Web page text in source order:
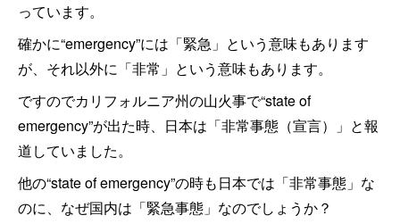
っています。
確かに“emergency”には「緊急」という意味もあります
が、それ以外に「非常」という意味もあります。
ですのでカリフォルニア州の山火事で“state of
emergency”が出た時、日本は「非常事態（宣言）」と報
道していました。
他の“state of emergency”の時も日本では「非常事態」な
のに、なぜ国内は「緊急事態」なのでしょうか？